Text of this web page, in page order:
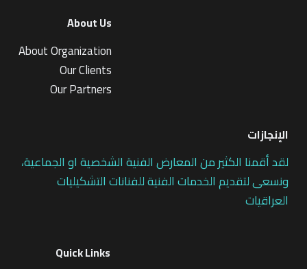
About Us
About Organization
Our Clients
Our Partners
الإنجازات
لقد أقمنا الكثير من المعارض الفنية الشخصية او الجماعية،
ونسعى لتقديم الخدمات الفنية للفنانات التشكيليات
العراقيات
Quick Links